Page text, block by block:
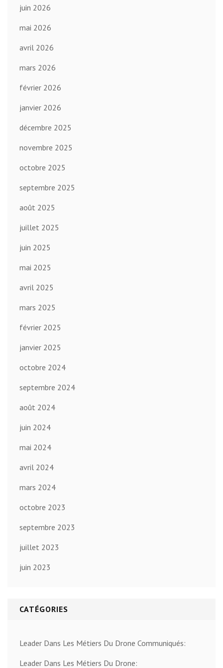
juin 2026
mai 2026
avril 2026
mars 2026
février 2026
janvier 2026
décembre 2025
novembre 2025
octobre 2025
septembre 2025
août 2025
juillet 2025
juin 2025
mai 2025
avril 2025
mars 2025
février 2025
janvier 2025
octobre 2024
septembre 2024
août 2024
juin 2024
mai 2024
avril 2024
mars 2024
octobre 2023
septembre 2023
juillet 2023
juin 2023
CATÉGORIES
Leader Dans Les Métiers Du Drone Communiqués:
Leader Dans Les Métiers Du Drone: